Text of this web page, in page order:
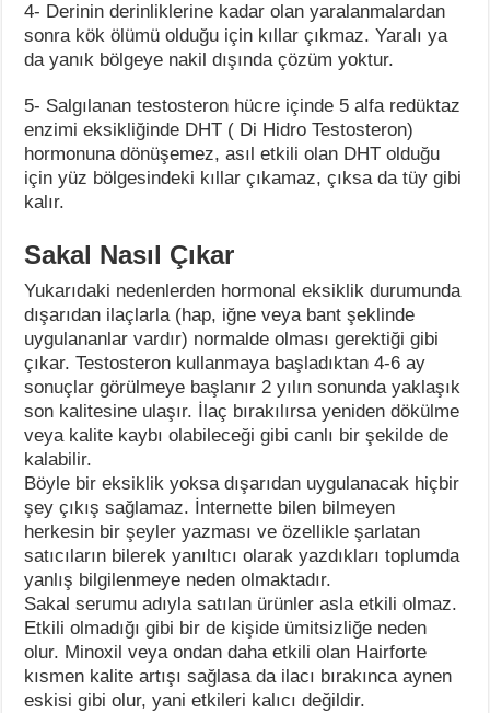
4- Derinin derinliklerine kadar olan yaralanmalardan
sonra kök ölümü olduğu için kıllar çıkmaz. Yaralı ya
da yanık bölgeye nakil dışında çözüm yoktur.
5- Salgılanan testosteron hücre içinde 5 alfa redüktaz
enzimi eksikliğinde DHT ( Di Hidro Testosteron)
hormonuna dönüşemez, asıl etkili olan DHT olduğu
için yüz bölgesindeki kıllar çıkamaz, çıksa da tüy gibi
kalır.
Sakal Nasıl Çıkar
Yukarıdaki nedenlerden hormonal eksiklik durumunda
dışarıdan ilaçlarla (hap, iğne veya bant şeklinde
uygulananlar vardır) normalde olması gerektiği gibi
çıkar. Testosteron kullanmaya başladıktan 4-6 ay
sonuçlar görülmeye başlanır 2 yılın sonunda yaklaşık
son kalitesine ulaşır. İlaç bırakılırsa yeniden dökülme
veya kalite kaybı olabileceği gibi canlı bir şekilde de
kalabilir.
Böyle bir eksiklik yoksa dışarıdan uygulanacak hiçbir
şey çıkış sağlamaz. İnternette bilen bilmeyen
herkesin bir şeyler yazması ve özellikle şarlatan
satıcıların bilerek yanıltıcı olarak yazdıkları toplumda
yanlış bilgilenmeye neden olmaktadır.
Sakal serumu adıyla satılan ürünler asla etkili olmaz.
Etkili olmadığı gibi bir de kişide ümitsizliğe neden
olur. Minoxil veya ondan daha etkili olan Hairforte
kısmen kalite artışı sağlasa da ilacı bırakınca aynen
eskisi gibi olur, yani etkileri kalıcı değildir.